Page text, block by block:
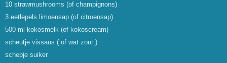
10 strawmushrooms (of champignons)
3 eetlepels limoensap (of citroensap)
500 ml kokosmelk (of kokoscream)
scheutje vissaus ( of wat zout )
schepje suiker